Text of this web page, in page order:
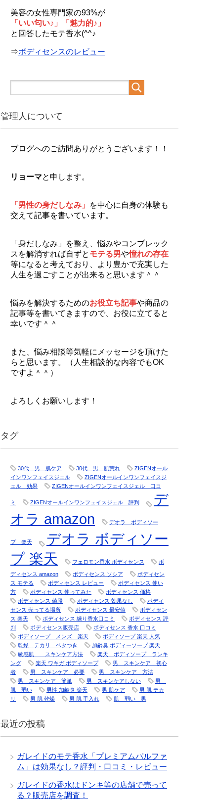
美容の女性専門家の93%が
「いい匂い♪」「魅力的♪」
と回答したモテ香水(^^♪
⇒ボディセンスのレビュー
管理人について
ブログへのご訪問ありがとうございます！！
リョーマと申します。
「男性の身だしなみ」
を中心に自身の体験も
交えて記事を書いています。
「身だしなみ」を整え、悩みやコンプレック
スを解消すれば自ずと モテる男や憧れの存在
等になると考えており、より豊かで充実した
人生を過ごすことが出来ると思います＾＾
悩みを解決するためのお役立ち記事や商品の
記事等を書いてきますので、お役に立てると
幸いです＾＾
また、悩み相談等気軽にメッセージを頂けた
らと思います。（人生相談的な内容でもOK
ですよ＾＾）
よろしくお願いします！
タグ
30代 男 肌ケア 30代 男 肌荒れ
ZIGENオール
インワンフェイスジェル
ZIGENオールインワンフェイスジ
ェル 効果
ZIGENオールインワンフェイスジェル 口コ
ミ ZIGENオールインワンフェイスジェル 評判
デ
オラ amazon
デオラ ボディソー
プ 楽天
デオラ ボディソー
プ 楽天
フェロモン香水 ボディセンス ボ
ディセンス amazon ボディセンス ソシア
ボディセン
ス モテる
ボディセンス レビュー
ボディセンス 使い
方
ボディセンス 使ってみた
ボディセンス 価格
ボディセンス 値段
ボディセンス 効果なし
ボディ
センス 売ってる場所
ボディセンス 最安値
ボディセン
ス 楽天
ボディセンス 練り香水口コミ
ボディセンス 評
判
ボディセンス販売店
ボディセンス 香水 口コミ
ボディソープ メンズ 楽天
ボディソープ 楽天 人気
乾燥 テカリ ベタつき
加齢臭 ボディーソープ 楽天
敏感肌 スキンケア方法
楽天 ボディソープ ランキ
ング
楽天 ワキガ ボディソープ
男 スキンケア 初心
者
男 スキンケア 必要
男 スキンケア 方法
男 スキンケア 簡単
男 スキンケアしない
男
肌 弱い
男性 加齢臭 楽天 男 肌ケア
男 肌 テカ
リ
男 肌 乾燥 男 肌 手入れ 肌 弱い 男
最近の投稿
ガレイドのモテ香水「プレミアムパルファ
ム」は効果なし？評判・口コミ・レビュー
ガレイドの香水はドンキ等の店舗で売って
る？販売店を調査！